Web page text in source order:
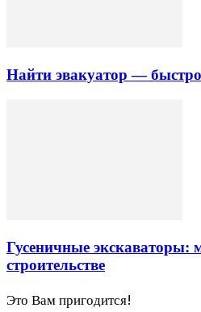
Найти эвакуатор —
Гусеничные
строительстве
Это Вам пригодится!